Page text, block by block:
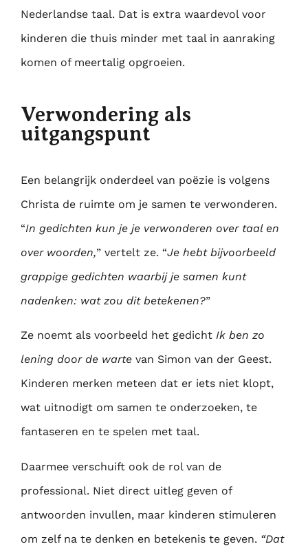
Nederlandse taal. Dat is extra waardevol voor
kinderen die thuis minder met taal in aanraking
komen of meertalig opgroeien.
Verwondering als
uitgangspunt
Een belangrijk onderdeel van poëzie is volgens
Christa de ruimte om je samen te verwonderen.
“In gedichten kun je je verwonderen over taal en
over woorden,” vertelt ze. “Je hebt bijvoorbeeld
grappige gedichten waarbij je samen kunt
nadenken: wat zou dit betekenen?”
Ze noemt als voorbeeld het gedicht Ik ben zo
lening door de warte van Simon van der Geest.
Kinderen merken meteen dat er iets niet klopt,
wat uitnodigt om samen te onderzoeken, te
fantaseren en te spelen met taal.
Daarmee verschuift ook de rol van de
professional. Niet direct uitleg geven of
antwoorden invullen, maar kinderen stimuleren
om zelf na te denken en betekenis te geven. “Dat